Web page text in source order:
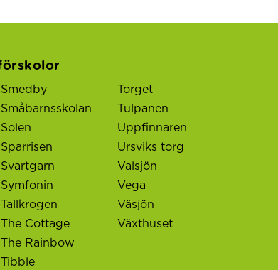
Smedby
Småbarnsskolan
Solen
Sparrisen
Svartgarn
Symfonin
Tallkrogen
The Cottage
The Rainbow
Tibble
Torget
Tulpanen
Uppfinnaren
Ursviks torg
Valsjön
Vega
Väsjön
Växthuset